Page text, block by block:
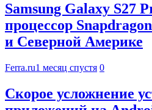
Samsung Galaxy S27
процессор
и Северной Америке
Ferra.ru1 месяц спустя 0
Скорое усложнение